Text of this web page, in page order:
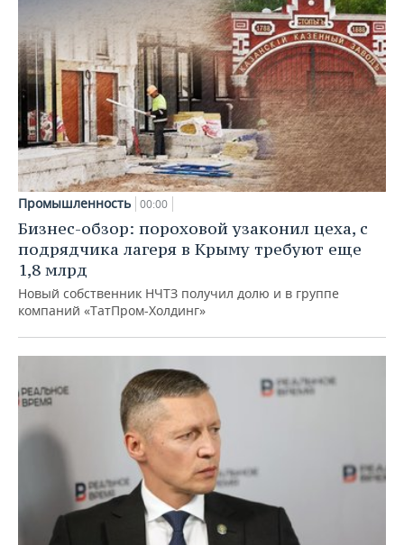
Промышленность 00:00
Бизнес-обзор: пороховой узаконил цеха, с
подрядчика лагеря в Крыму требуют еще
1,8 млрд
Новый собственник НЧТЗ получил долю и в группе
компаний «ТатПром-Холдинг»